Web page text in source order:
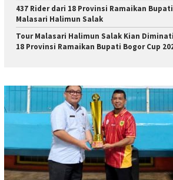
437 Rider dari 18 Provinsi Ramaikan
Malasari Halimun Salak
Tour Malasari Halimun Salak Kian
18 Provinsi Ramaikan Bupati Bogor Cup